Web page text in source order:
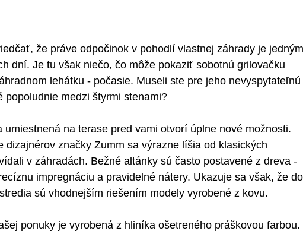
že práve odpočinok v pohodlí vlastnej záhrady je jedným
dní. Je tu však niečo, čo môže pokaziť sobotnú grilovačku
lehátku - počasie. Museli ste pre jeho nevyspytateľnú
popoludnie medzi štyrmi stenami?
umiestnená na terase pred vami otvorí úplne nové možnosti.
dizajnérov značky Zumm sa výrazne líšia od klasických
v záhradách. Bežné altánky sú často postavené z dreva -
impregnáciu a pravidelné nátery. Ukazuje sa však, že do
sú vhodnejším riešením modely vyrobené z kovu.
ponuky je vyrobená z hliníka ošetreného práškovou farbou.